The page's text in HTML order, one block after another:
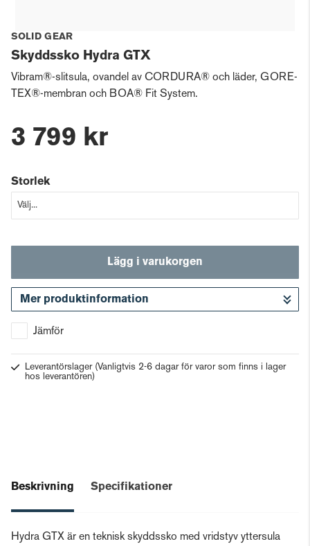
SOLID GEAR
Skyddssko Hydra GTX
Vibram®-slitsula, ovandel av CORDURA® och läder, GORE-
TEX®-membran och BOA® Fit System.
3 799 kr
Storlek
Lägg i varukorgen
Mer produktinformation
Jämför
Leverantörslager (Vanligtvis 2-6 dagar för varor som finns i lager
hos leverantören)
Beskrivning Specifikationer
Hydra GTX är en teknisk skyddssko med vridstyv yttersula